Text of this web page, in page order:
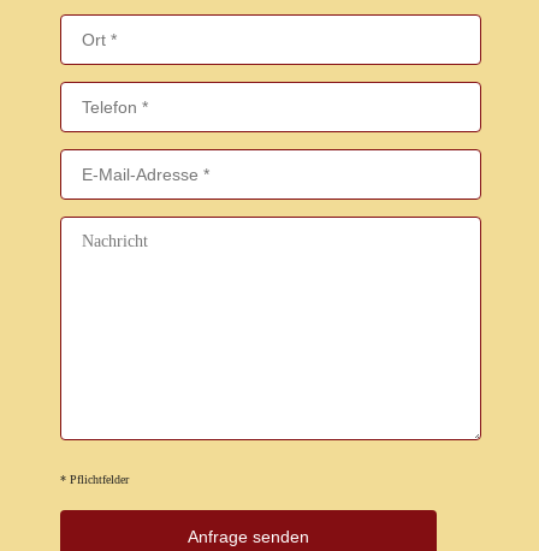
* Pflichtfelder